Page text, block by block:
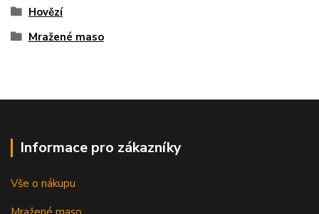
Hovězí
Mražené maso
Informace pro zákazníky
Vše o nákupu